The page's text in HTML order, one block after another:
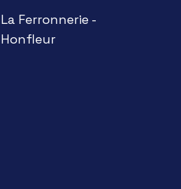
La Ferronnerie -
Honfleur